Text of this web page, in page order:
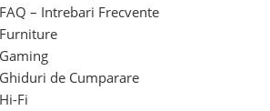
FAQ – Intrebari Frecvente
Furniture
Gaming
Ghiduri de Cumparare
Hi-Fi